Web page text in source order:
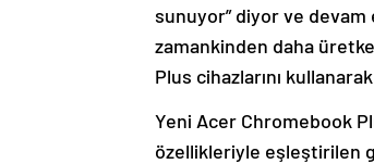
sunuyor” diyor ve
zamankinden daha
Plus cihazlarını
Yeni Acer Chromebook
özellikleriyle eşleştirilen